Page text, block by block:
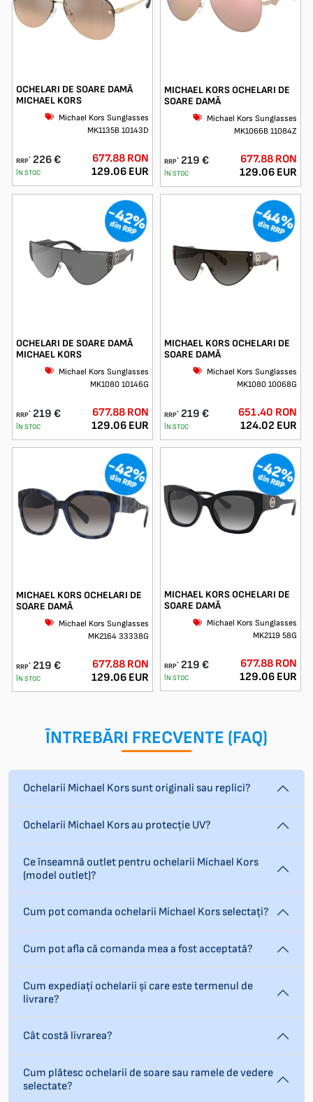
OCHELARI DE SOARE DAMĂ
MICHAEL KORS
Michael Kors Sunglasses
MK1135B 10143D
RRP* 226 €
ÎN STOC
677.88 RON
129.06 EUR
MICHAEL KORS OCHELARI DE
SOARE DAMĂ
Michael Kors Sunglasses
MK1066B 11084Z
RRP* 219 €
ÎN STOC
677.88 RON
129.06 EUR
-42%
din RRP
OCHELARI DE SOARE DAMĂ
MICHAEL KORS
Michael Kors Sunglasses
MK1080 10146G
RRP* 219 €
ÎN STOC
677.88 RON
129.06 EUR
-44%
din RRP
MICHAEL KORS OCHELARI DE
SOARE DAMĂ
Michael Kors Sunglasses
MK1080 10068G
RRP* 219 €
ÎN STOC
651.40 RON
124.02 EUR
-42%
din RRP
MICHAEL KORS OCHELARI DE
SOARE DAMĂ
Michael Kors Sunglasses
MK2164 33338G
RRP* 219 €
ÎN STOC
677.88 RON
129.06 EUR
-42%
din RRP
MICHAEL KORS OCHELARI DE
SOARE DAMĂ
Michael Kors Sunglasses
MK2119 58G
RRP* 219 €
ÎN STOC
677.88 RON
129.06 EUR
ÎNTREBĂRI FRECVENTE (FAQ)
Ochelarii Michael Kors sunt originali sau replici?
Ochelarii Michael Kors au protecție UV?
Ce înseamnă outlet pentru ochelarii Michael Kors
(model outlet)?
Cum pot comanda ochelarii Michael Kors selectați?
Cum pot afla că comanda mea a fost acceptată?
Cum expediați ochelarii și care este termenul de
livrare?
Cât costă livrarea?
Cum plătesc ochelarii de soare sau ramele de vedere
selectate?